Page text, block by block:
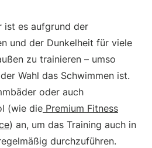
ist es aufgrund der
und der Dunkelheit für viele
zu trainieren – umso
Wahl das Schwimmen ist.
oder auch
(wie die Premium Fitness
) an, um das Training auch in
durchzuführen.